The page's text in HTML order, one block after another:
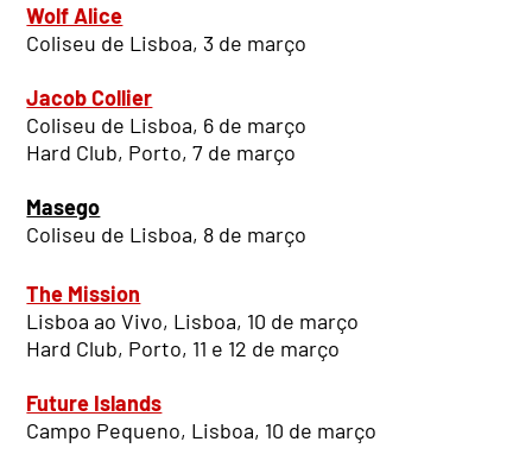
Wolf Alice
Coliseu de Lisboa, 3 de março
Jacob Collier
Coliseu de Lisboa, 6 de março
Hard Club, Porto, 7 de março
Masego
Coliseu de Lisboa, 8 de março
The Mission
Lisboa ao Vivo, Lisboa, 10 de março
Hard Club, Porto, 11 e 12 de março
Future Islands
Campo Pequeno, Lisboa, 10 de março